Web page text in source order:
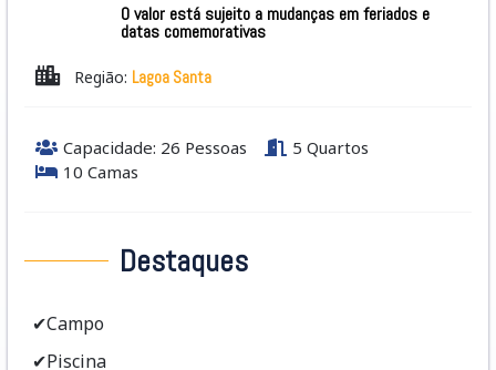
O valor está sujeito a mudanças em feriados e
datas comemorativas
Região: Lagoa Santa
Capacidade: 26 Pessoas
5 Quartos
10 Camas
Destaques
✔Campo
✔Piscina